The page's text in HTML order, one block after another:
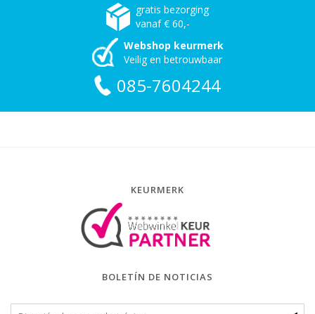
gratis bezorging
vanaf € 60,-
Webshop keurmerk
Veilig en betrouwbaar
085-7604244
KEURMERK
BOLETÍN DE NOTICIAS